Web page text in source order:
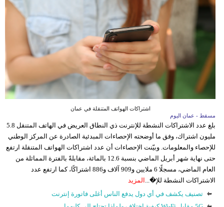
اشتراكات الهواتف المتنقلة في عمان
مسقط - عمان اليوم
بلغ عدد الاشتراكات النشطة للإنترنت ذي النطاق العريض في الهاتف المتنقل 5.8
مليون اشتراك، وفق ما أوضحته الإحصاءات المبدئية الصادرة عن المركز الوطني
للإحصاء والمعلومات. وبيّنت الإحصاءات أن عدد اشتراكات الهواتف المتنقلة ارتفع
حتى نهاية شهر أبريل الماضي بنسبة 12.6 بالمائة، مقابلةً بالفترة المماثلة من
العام الماضي، مسجلًا 6 ملايين و909 آلاف و886 اشتراكًا، كما ارتفع عدد
الاشتراكات النشطة للإ�...
المزيد
تصنيف يكشف في أي دول يدفع الناس أغلى فاتورة إنترنت